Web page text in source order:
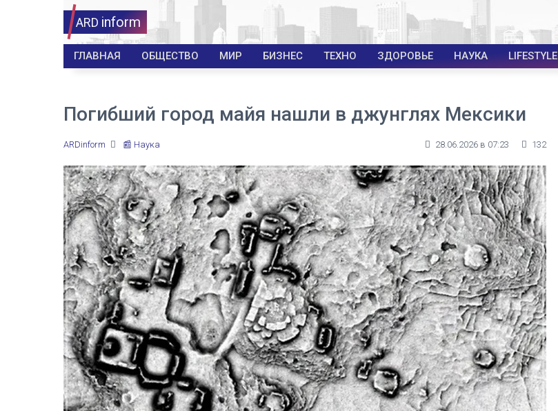
ARD inform
ГЛАВНАЯ ОБЩЕСТВО МИР БИЗНЕС ТЕХНО ЗДОРОВЬЕ НАУКА LIFESTYLE
Погибший город майя нашли в джунглях Мексики
ARDinform 📰 Наука 28.06.2026 в 07:23 132